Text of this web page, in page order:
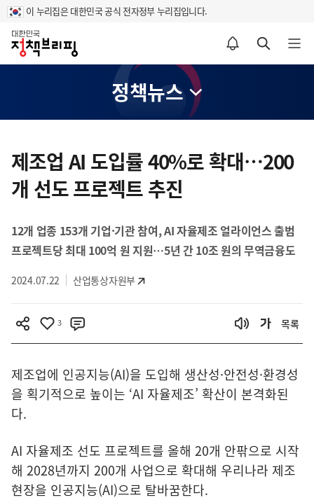
이 누리집은 대한민국 공식 전자정부 누리집입니다.
홈
알림설정 바로가기 검색 바로가기 메뉴 열기
정책뉴스
텐
츠
영
제조업 AI 도입률 40%로 확대…200
개 선도 프로젝트 추진
12개 업종 153개 기업·기관 참여, AI 자율제조 얼라이언스 출범
프로젝트당 최대 100억 원 지원…5년 간 10조 원의 무역금융도
2024.07.22 산업통상자원부
3 목록
제조업에 인공지능(AI)을 도입해 생산성·안전성·환경성
을 획기적으로 높이는 ‘AI 자율제조’ 확산이 본격화된
다.
AI 자율제조 선도 프로젝트를 올해 20개 안팎으로 시작
해 2028년까지 200개 사업으로 확대해 우리나라 제조
현장을 인공지능(AI)으로 탈바꿈한다.